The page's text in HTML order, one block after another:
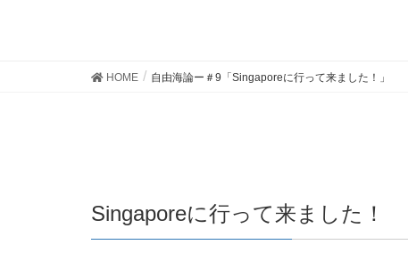
HOME 自由海論ー＃9「Singaporeに行って来ました！」
Singaporeに行って来ました！